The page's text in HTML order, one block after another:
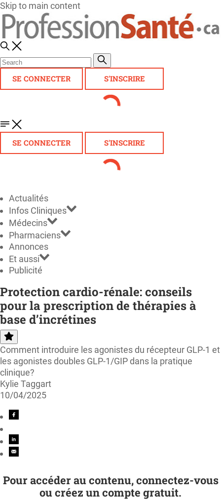
Skip to main content
SE CONNECTER S'INSCRIRE
SE CONNECTER S'INSCRIRE
Actualités
Infos Cliniques
Médecins
Pharmaciens
Annonces
Et aussi
Publicité
Protection cardio-rénale: conseils
pour la prescription de thérapies à
base d’incrétines
Comment introduire les agonistes du récepteur GLP-1 et
les agonistes doubles GLP-1/GIP dans la pratique
clinique?
Kylie Taggart
10/04/2025
Pour accéder au contenu, connectez-vous
ou créez un compte gratuit.